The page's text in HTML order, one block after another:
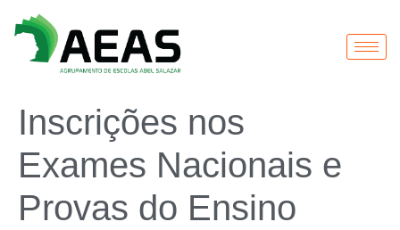
Inscrições nos
Exames Nacionais e
Provas do Ensino